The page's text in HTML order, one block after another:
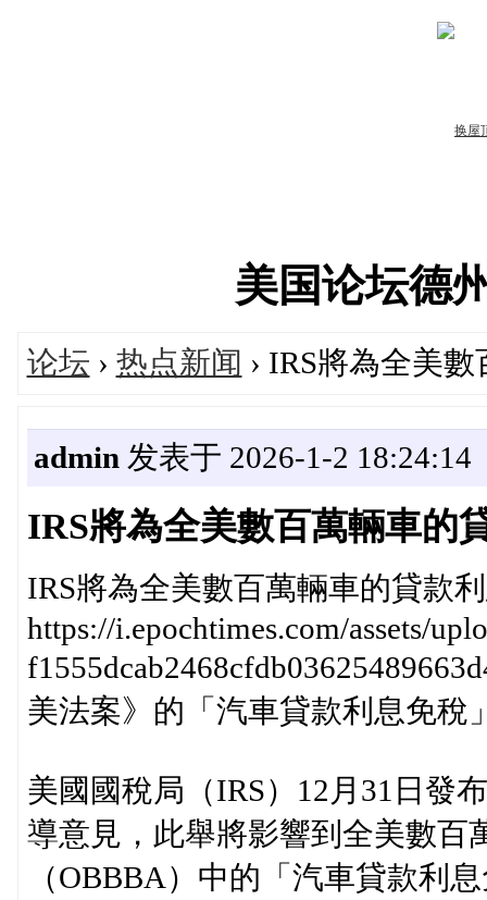
美国论坛德
论坛 › 热点新闻 › IRS將為全美
admin 发表于 2026-1-2 18:24:14
IRS將為全美數百萬輛車的
IRS將為全美數百萬輛車的貸款
https://i.epochtimes.com/assets/
美法案》的「汽車貸款利息免稅
美國國稅局（IRS）12月31日發
導意見，此舉將影響到全美數百
（OBBBA）中的「汽車貸款利